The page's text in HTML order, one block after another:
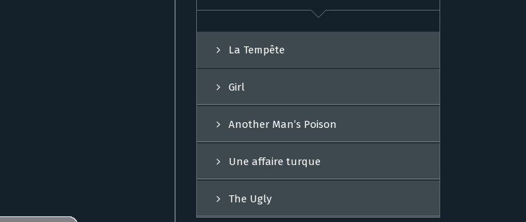
La Tempête
Girl
Another Man’s Poison
Une affaire turque
The Ugly